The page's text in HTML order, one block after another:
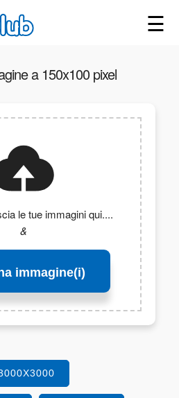
☰
a 150x100 pixel
le tue immagini qui....
&
immagine(i)